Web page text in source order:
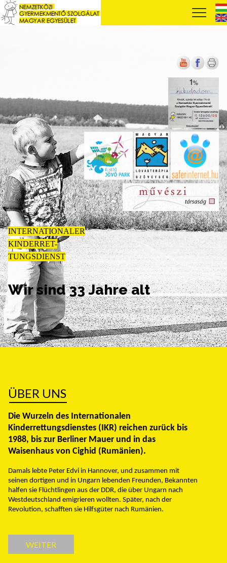
INTERNATIONALER
KINDERRET-
TUNGSDIENST
Wir sind 33 Jahre alt
ÜBER UNS
Die Wurzeln des Internationalen
Kinderrettungsdienstes (IKR) reichen zurück bis
1988, bis zur Berliner Mauer und in das
Waisenhaus von Cighid (Rumänien).
Damals lebte Peter Edvi in Hannover, und zusammen mit
seinen dortigen und in Ungarn lebenden Freunden, Bekannten
halfen sie Flüchtlingen aus der DDR, die über Ungarn nach
Westdeutschland emigrieren wollten. Später, nach der
Revolution, schafften sie Hilfsgüter nach Rumänien.
WEITER